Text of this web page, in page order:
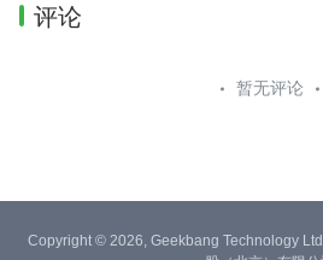
评论
暂无评论
Copyright © 2026, Geekbang Technology